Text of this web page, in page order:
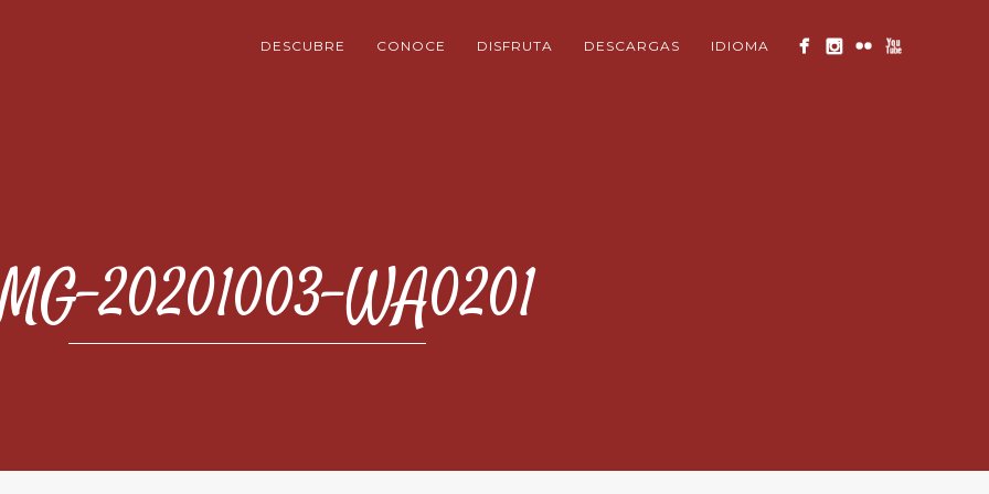
DESCUBRE CONOCE DISFRUTA DESCARGAS IDIOMA
20201003-WA0201